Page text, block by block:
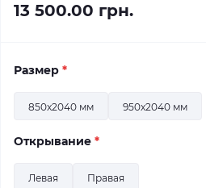
13 500.00 грн.
Размер *
850x2040 мм 950x2040 мм
Открывание *
Левая Правая